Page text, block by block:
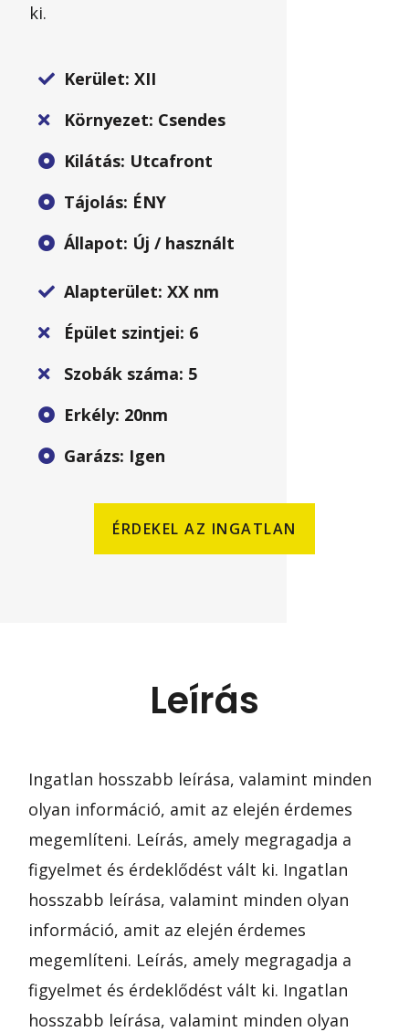
ki.
Kerület: XII
Környezet: Csendes
Kilátás: Utcafront
Tájolás: ÉNY
Állapot: Új / használt
Alapterület: XX nm
Épület szintjei: 6
Szobák száma: 5
Erkély: 20nm
Garázs: Igen
ÉRDEKEL AZ INGATLAN
Leírás
Ingatlan hosszabb leírása, valamint minden
olyan információ, amit az elején érdemes
megemlíteni. Leírás, amely megragadja a
figyelmet és érdeklődést vált ki. Ingatlan
hosszabb leírása, valamint minden olyan
információ, amit az elején érdemes
megemlíteni. Leírás, amely megragadja a
figyelmet és érdeklődést vált ki. Ingatlan
hosszabb leírása, valamint minden olyan